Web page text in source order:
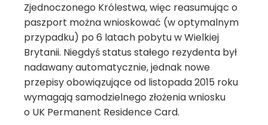
Zjednoczonego Królestwa, więc reasumując o
paszport można wnioskować (w optymalnym
przypadku) po 6 latach pobytu w Wielkiej
Brytanii. Niegdyś status stałego rezydenta był
nadawany automatycznie, jednak nowe
przepisy obowiązujące od listopada 2015 roku
wymagają samodzielnego złożenia wniosku
o UK Permanent Residence Card.